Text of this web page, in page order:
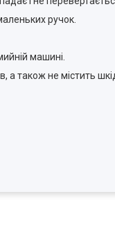
ручок.
машині.
а також не містить